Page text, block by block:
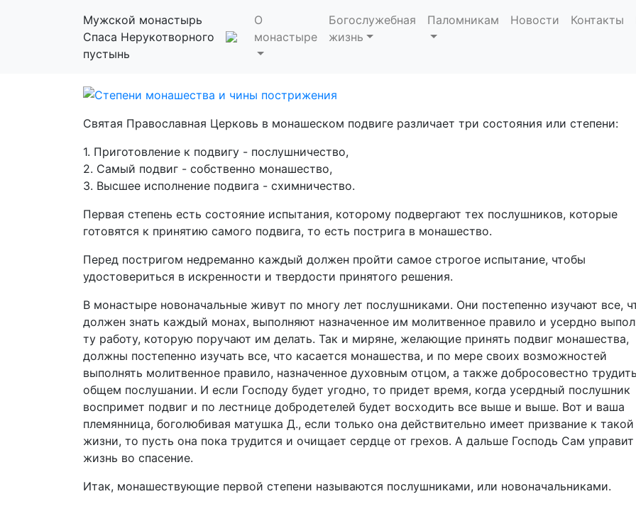
Мужской монастырь
Спаса Нерукотворного
пустынь
О
монастыре
Богослужебная
жизнь
Паломникам Новости Контакты
Степени монашества и чины
Послушнику
Схиигумен Савва (Остапенко)
Святая Православная Церковь в монашеском подвиге различает три состояния или степени:
1. Приготовление к подвигу - послушничество,
2. Самый подвиг - собственно монашество,
3. Высшее исполнение подвига - схимничество.
Первая степень есть состояние испытания, которому подвергают тех послушников, которые
готовятся к принятию самого подвига, то есть пострига в монашество.
Перед постригом недреманно каждый должен пройти самое строгое испытание, чтобы
удостовериться в искренности и твердости принятого решения.
В монастыре новоначальные живут по многу лет послушниками. Они постепенно изучают все,
должен знать каждый монах, выполняют назначенное им молитвенное правило и усердно
ту работу, которую поручают им делать. Так и миряне, желающие принять подвиг монашества,
должны постепенно изучать все, что касается монашества, и по мере своих возможностей
выполнять молитвенное правило, назначенное духовным отцом, а также добросовестно
общем послушании. И если Господу будет угодно, то придет время, когда усердный послушник
воспримет подвиг и по лестнице добродетелей будет восходить все выше и выше. Вот и ваша
племянница, боголюбивая матушка Д., если только она действительно имеет призвание к такой
жизни, то пусть она пока трудится и очищает сердце от грехов. А дальше Господь Сам управит
жизнь во спасение.
Итак, монашествующие первой степени называются послушниками, или новоначальниками.